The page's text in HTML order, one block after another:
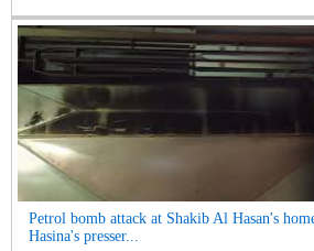
Petrol bomb attack at Shakib Al Hasan's
Hasina's presser...